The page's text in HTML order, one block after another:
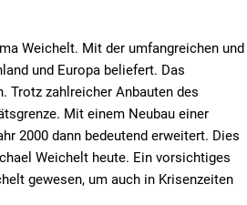
Weichelt. Mit der umfangreichen und
und Europa beliefert. Das
Trotz zahlreicher Anbauten des
Mit einem Neubau einer
2000 dann bedeutend erweitert. Dies
Weichelt heute. Ein vorsichtiges
gewesen, um auch in Krisenzeiten